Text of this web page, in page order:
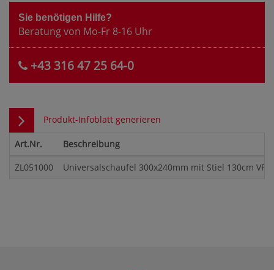
Sie benötigen Hilfe?
Beratung von Mo-Fr 8-16 Uhr
+43 316 47 25 64-0
Produkt-Infoblatt generieren
Art.Nr.
Beschreibung
ZL051000
Universalschaufel 300x240mm mit Stiel 130cm